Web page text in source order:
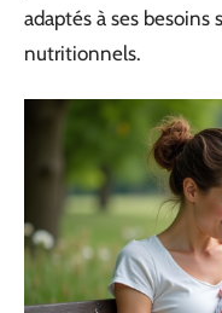
adaptés à ses
nutritionnels.